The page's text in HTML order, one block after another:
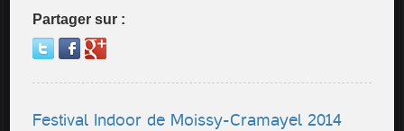
Partager sur :
Festival Indoor de Moissy-Cramayel 2014